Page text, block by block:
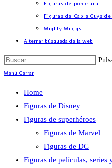
Figuras de porcelana
Figuras de Cable Guys
Mighty Muggs
Alternar búsqueda de la web
Menú Cerrar
Home
Figuras de Disney
Figuras de superhéroes
Figuras de Marvel
Figuras de DC
Figuras de películas, series